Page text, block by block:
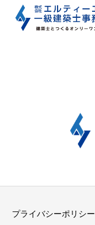
プライバシーポリシー